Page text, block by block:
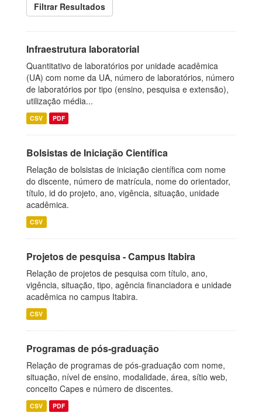
Filtrar Resultados
Infraestrutura laboratorial
Quantitativo de laboratórios por unidade acadêmica
(UA) com nome da UA, número de laboratórios, número
de laboratórios por tipo (ensino, pesquisa e extensão),
utilização média...
CSV PDF
Bolsistas de Iniciação Científica
Relação de bolsistas de iniciação científica com nome
do discente, número de matrícula, nome do orientador,
título, id do projeto, ano, vigência, situação, unidade
acadêmica.
CSV
Projetos de pesquisa - Campus Itabira
Relação de projetos de pesquisa com título, ano,
vigência, situação, tipo, agência financiadora e unidade
acadêmica no campus Itabira.
CSV
Programas de pós-graduação
Relação de programas de pós-graduação com nome,
situação, nível de ensino, modalidade, área, sítio web,
conceito Capes e número de discentes.
CSV PDF